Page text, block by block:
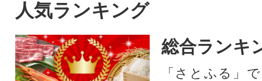
人気ランキング
総合ランキ
「さとふる」